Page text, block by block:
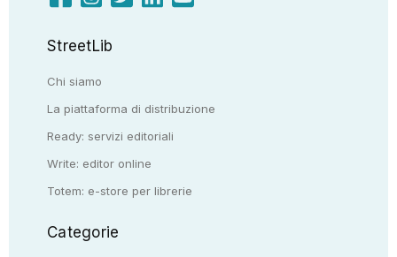
StreetLib
Chi siamo
La piattaforma di distribuzione
Ready: servizi editoriali
Write: editor online
Totem: e-store per librerie
Categorie